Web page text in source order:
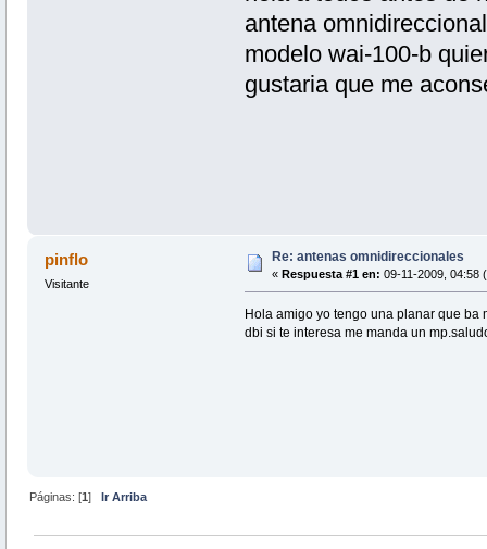
antena
modelo wai-100-b
gustaria que me
pinflo
Visitante
Re: antenas omnidireccionales
« Respuesta #1 en: 09-11-2009, 04:58
Hola amigo yo tengo una planar que
dbi si te interesa me manda un
Páginas: [1] Ir Arriba